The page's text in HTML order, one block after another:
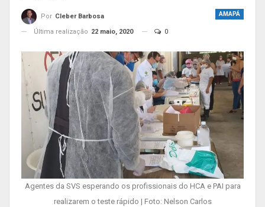
AMAPÁ
Por Cleber Barbosa
Última realização 22 maio, 2020 0
Agentes da SVS esperando os profissionais do HCA e PAI para
realizarem o teste rápido | Foto: Nelson Carlos